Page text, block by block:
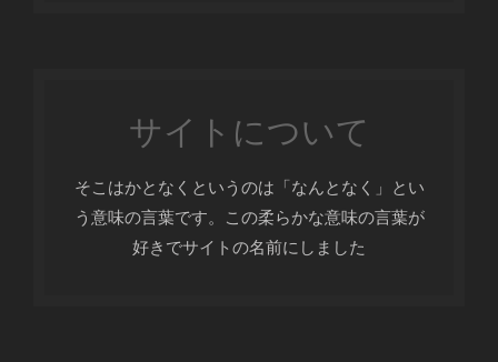
サイトについて
そこはかとなくというのは「なんとなく」とい
う意味の言葉です。この柔らかな意味の言葉が
好きでサイトの名前にしました